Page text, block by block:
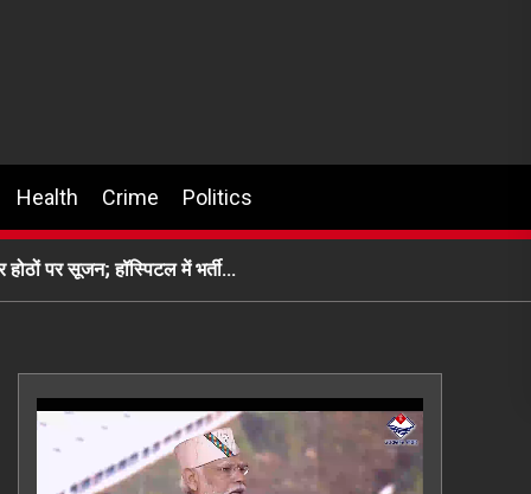
Health Crime Politics
पर सूजन; हॉस्पिटल में भर्ती…